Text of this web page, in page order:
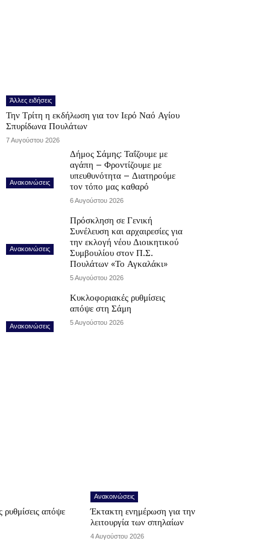
Άλλες ειδήσεις
Την Τρίτη η εκδήλωση για τον Ιερό Ναό Αγίου
Σπυρίδωνα Πουλάτων
7 Αυγούστου 2026
Ανακοινώσεις
Δήμος Σάμης: Ταΐζουμε με
αγάπη – Φροντίζουμε με
υπευθυνότητα – Διατηρούμε
τον τόπο μας καθαρό
6 Αυγούστου 2026
Ανακοινώσεις
Πρόσκληση σε Γενική
Συνέλευση και αρχαιρεσίες για
την εκλογή νέου Διοικητικού
Συμβουλίου στον Π.Σ.
Πουλάτων «Το Αγκαλάκι»
5 Αυγούστου 2026
Ανακοινώσεις
Κυκλοφοριακές ρυθμίσεις
απόψε στη Σάμη
5 Αυγούστου 2026
απόψε
Ανακοινώσεις
Έκτακτη ενημέρωση για την
λειτουργία των σπηλαίων
4 Αυγούστου 2026